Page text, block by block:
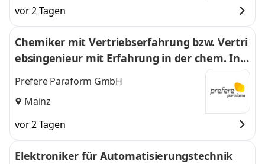
vor 2 Tagen
Chemiker mit Vertriebserfahrung bzw. Vertri
ebsingenieur mit Erfahrung in der chem. Ind
ustrie (m/w/d)
Prefere Paraform GmbH
Mainz
vor 2 Tagen
Elektroniker für Automatisierungstechnik